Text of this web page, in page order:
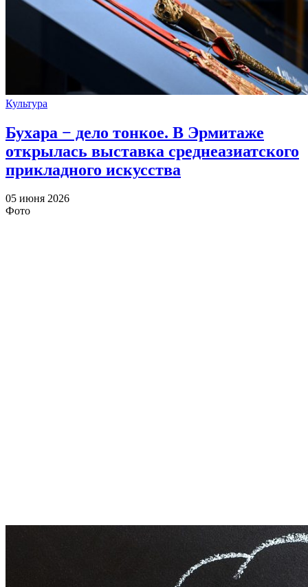
Культура
Бухара − дело тонкое. В Эрмитаже
открылась выставка среднеазиатского
прикладного искусства
05 июня 2026
Фото